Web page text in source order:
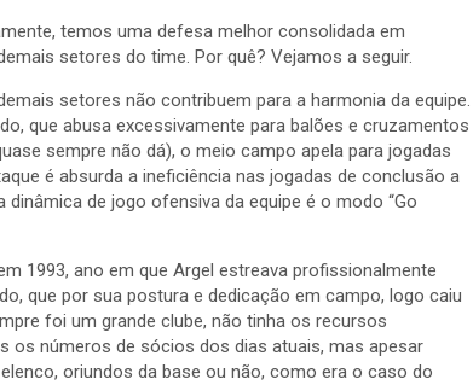
temos uma defesa melhor consolidada em
setores do time. Por quê? Vejamos a seguir.
setores não contribuem para a harmonia da equipe.
que abusa excessivamente para balões e cruzamentos
sempre não dá), o meio campo apela para jogadas
é absurda a ineficiência nas jogadas de conclusão a
de jogo ofensiva da equipe é o modo “Go
1993, ano em que Argel estreava profissionalmente
que por sua postura e dedicação em campo, logo caiu
foi um grande clube, não tinha os recursos
os números de sócios dos dias atuais, mas apesar
oriundos da base ou não, como era o caso do